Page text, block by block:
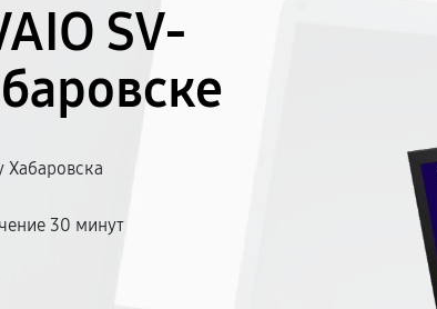
SV-
Хабаровска
30 минут